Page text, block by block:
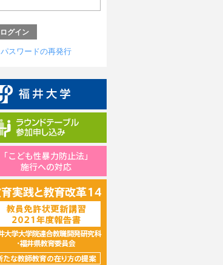
パスワードの再発行
「こども性暴力防止法」
施行への対応